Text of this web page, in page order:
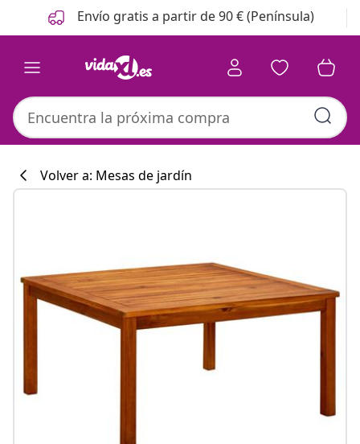
Anterior
Siguiente Envío gratis a partir de 90 € (Península)
#sharemevidaxl
Volver a: Mesas de jardín